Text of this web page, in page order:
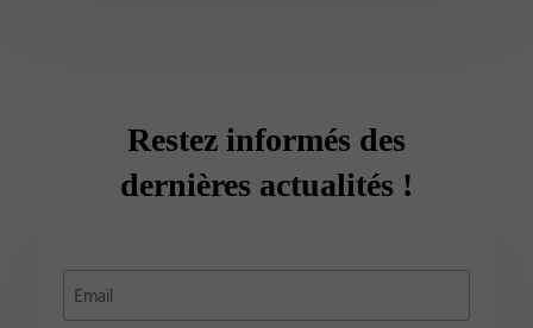
Restez informés des
dernières actualités !